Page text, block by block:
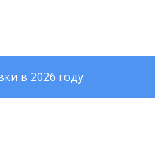
в 2026 году